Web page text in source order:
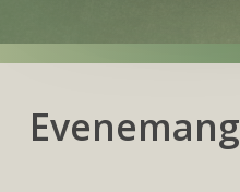
Evenemang